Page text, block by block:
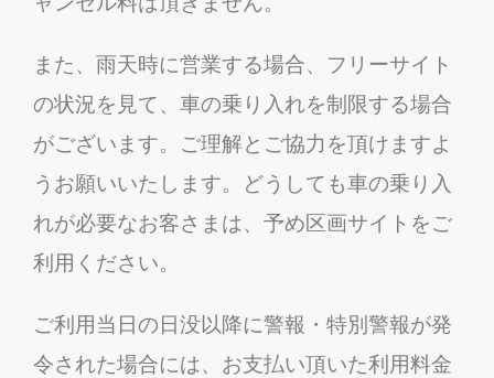
また、雨天時に営業する場合、フリーサイト
の状況を見て、車の乗り入れを制限する場合
がございます。ご理解とご協力を頂けますよ
うお願いいたします。どうしても車の乗り入
れが必要なお客さまは、予め区画サイトをご
利用ください。
ご利用当日の日没以降に警報・特別警報が発
令された場合には、お支払い頂いた利用料金